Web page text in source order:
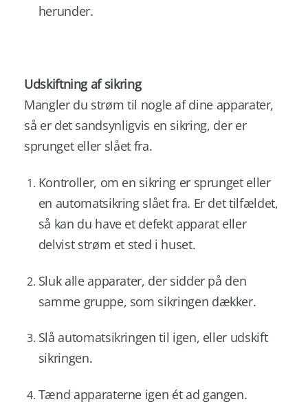
herunder.
Udskiftning af sikring
Mangler du strøm til nogle af dine apparater,
så er det sandsynligvis en sikring, der er
sprunget eller slået fra.
Kontroller, om en sikring er sprunget eller
en automatsikring slået fra. Er det tilfældet,
så kan du have et defekt apparat eller
delvist strøm et sted i huset.
Sluk alle apparater, der sidder på den
samme gruppe, som sikringen dækker.
Slå automatsikringen til igen, eller udskift
sikringen.
Tænd apparaterne igen ét ad gangen.